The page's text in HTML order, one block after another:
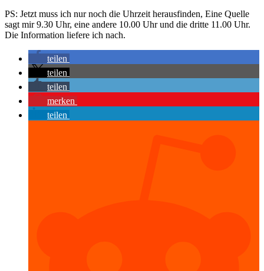
PS: Jetzt muss ich nur noch die Uhrzeit herausfinden, Eine Quelle
sagt mir 9.30 Uhr, eine andere 10.00 Uhr und die dritte 11.00 Uhr.
Die Information liefere ich nach.
teilen
teilen
teilen
merken
teilen